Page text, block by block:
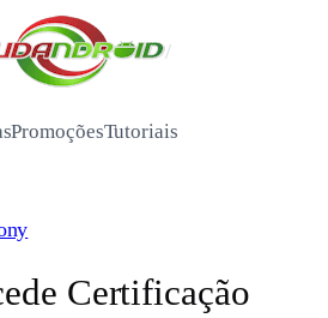
/
PromoçõesTutoriais
Certificação